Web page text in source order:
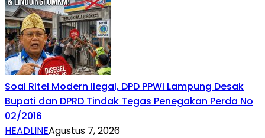
Soal Ritel Modern Ilegal, DPD PPWI Lampung Desak
Bupati dan DPRD Tindak Tegas Penegakan Perda No
02/2016
HEADLINEAgustus 7, 2026